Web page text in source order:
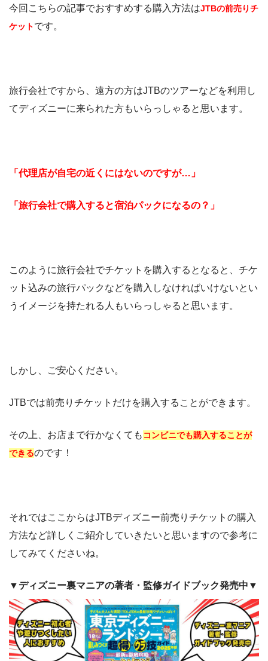
今回こちらの記事でおすすめする購入方法はJTBの前売りチ
ケットです。
旅行会社ですから、遠方の方はJTBのツアーなどを利用し
てディズニーに来られた方もいらっしゃると思います。
「代理店が自宅の近くにはないのですが…」
「旅行会社で購入すると宿泊パックになるの？」
このように旅行会社でチケットを購入するとなると、チケ
ット込みの旅行パックなどを購入しなければいけないとい
うイメージを持たれる人もいらっしゃると思います。
しかし、ご安心ください。
JTBでは前売りチケットだけを購入することができます。
その上、お店まで行かなくても コンビニでも購入することが
できるのです！
それではここからはJTBディズニー前売りチケットの購入
方法など詳しくご紹介していきたいと思いますので参考に
してみてくださいね。
▼ディズニー裏マニアの著者・監修ガイドブック発売中▼